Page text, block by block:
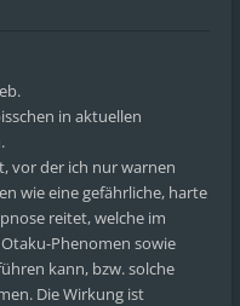
in aktuellen
vor der ich nur warnen
wie eine gefährliche, harte
reitet, welche im
Phenomen sowie
kann, bzw. solche
Die Wirkung ist